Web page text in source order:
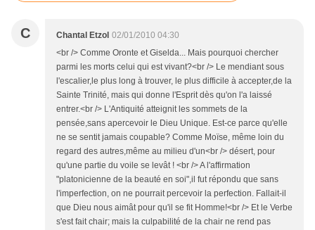
C Chantal Etzol 02/01/2010 04:30
<br /> Comme Oronte et Giselda... Mais pourquoi chercher
parmi les morts celui qui est vivant?<br /> Le mendiant sous
l'escalier,le plus long à trouver, le plus difficile à accepter,de la
Sainte Trinité, mais qui donne l'Esprit dès qu'on l'a laissé
entrer.<br /> L'Antiquité atteignit les sommets de la
pensée,sans apercevoir le Dieu Unique. Est-ce parce qu'elle
ne se sentit jamais coupable? Comme Moïse, même loin du
regard des autres,même au milieu d'un<br /> désert, pour
qu'une partie du voile se levât ! <br /> A l'affirmation
"platonicienne de la beauté en soi",il fut répondu que sans
l'imperfection, on ne pourrait percevoir la perfection. Fallait-il
que Dieu nous aimât pour qu'il se fit Homme!<br /> Et le Verbe
s'est fait chair; mais la culpabilité de la chair ne rend pas